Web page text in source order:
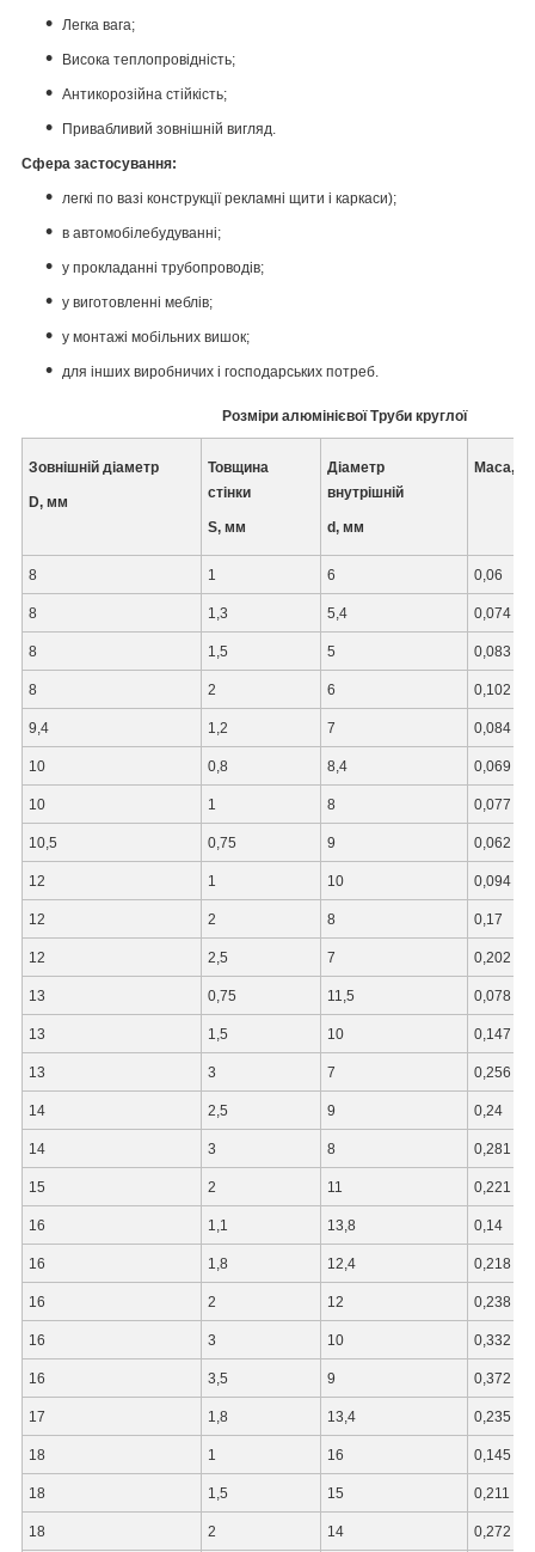
Легка вага;
Висока теплопровідність;
Антикорозійна стійкість;
Привабливий зовнішній вигляд.
Сфера застосування:
легкі по вазі конструкції рекламні щити і каркаси);
в автомобілебудуванні;
у прокладанні трубопроводів;
у виготовленні меблів;
у монтажі мобільних вишок;
для інших виробничих і господарських потреб.
Розміри алюмінієвої Труби круглої
Зовнішній діаметр
D, мм
Товщина
стінки
S, мм
Діаметр
внутрішній
d, мм
Маса,
8 1 6 0,06
8 1,3 5,4 0,074
8 1,5 5 0,083
8 2 6 0,102
9,4 1,2 7 0,084
10 0,8 8,4 0,069
10 1 8 0,077
10,5 0,75 9 0,062
12 1 10 0,094
12 2 8 0,17
12 2,5 7 0,202
13 0,75 11,5 0,078
13 1,5 10 0,147
13 3 7 0,256
14 2,5 9 0,24
14 3 8 0,281
15 2 11 0,221
16 1,1 13,8 0,14
16 1,8 12,4 0,218
16 2 12 0,238
16 3 10 0,332
16 3,5 9 0,372
17 1,8 13,4 0,235
18 1 16 0,145
18 1,5 15 0,211
18 2 14 0,272